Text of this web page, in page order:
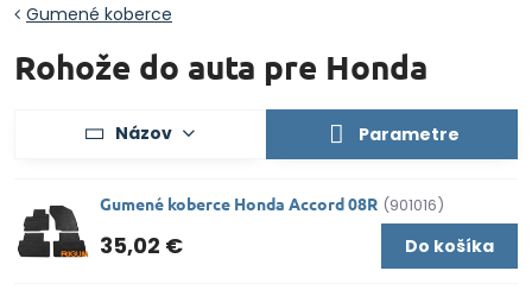
Gumené koberce
Rohože do auta pre Honda
Názov Parametre
Gumené koberce Honda Accord 08R (901016)
35,02 € Do košíka